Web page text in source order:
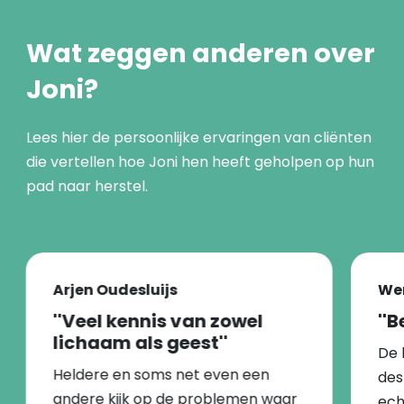
Wat zeggen anderen over
Joni?
Lees hier de persoonlijke ervaringen van cliënten
die vertellen hoe Joni hen heeft geholpen op hun
pad naar herstel.
Arjen Oudesluijs
''Veel kennis van zowel
lichaam als geest''
Heldere en soms net even een
andere kijk op de problemen waar
De